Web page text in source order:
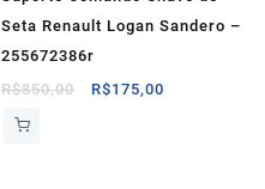
Seta Renault Logan Sandero –
255672386r
R$850,00
O
R$175,00